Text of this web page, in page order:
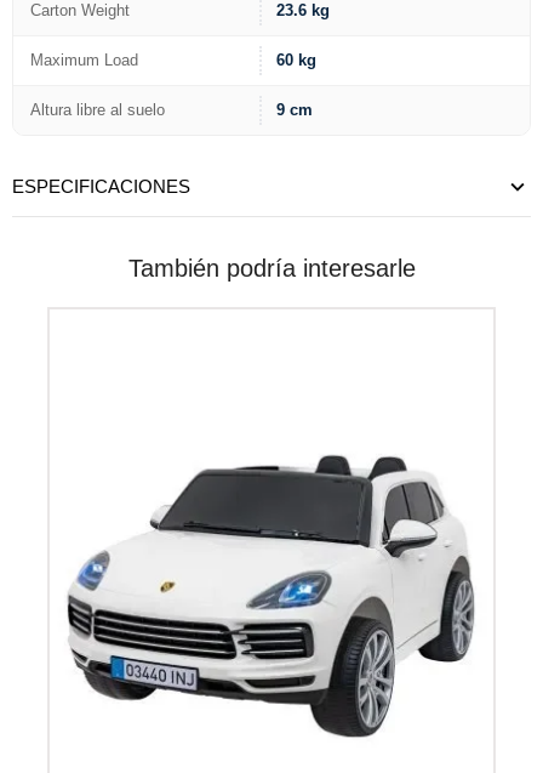
Carton Weight 23.6 kg
Maximum Load 60 kg
Altura libre al suelo 9 cm
ESPECIFICACIONES
También podría interesarle